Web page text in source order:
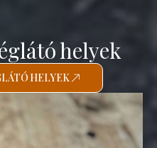
helyek
HELYEK